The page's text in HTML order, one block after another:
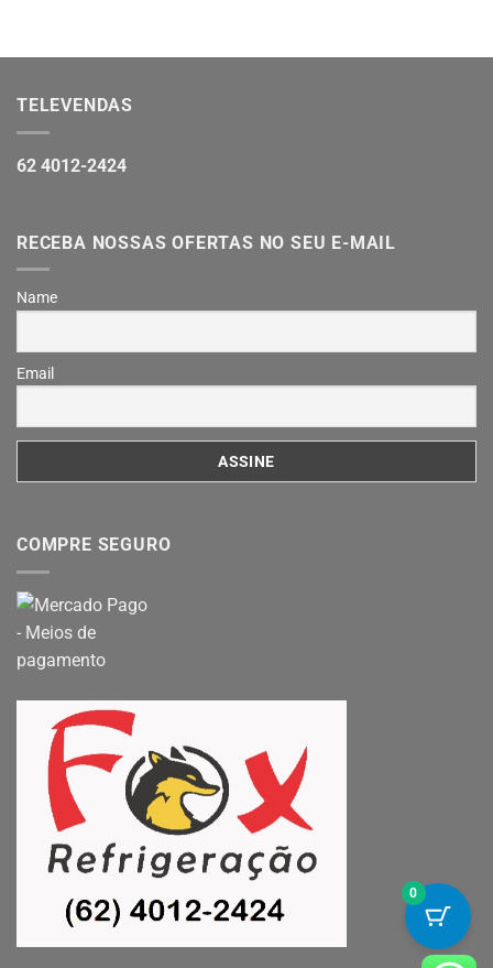
TELEVENDAS
62 4012-2424
RECEBA NOSSAS OFERTAS NO SEU E-MAIL
Name
Email
COMPRE SEGURO
0